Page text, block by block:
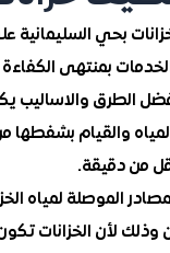
بحي السليمانية
بمنتهى
الطرق والاساليب
والقيام
الموصلة لمياه
وذلك لأن الخزانات